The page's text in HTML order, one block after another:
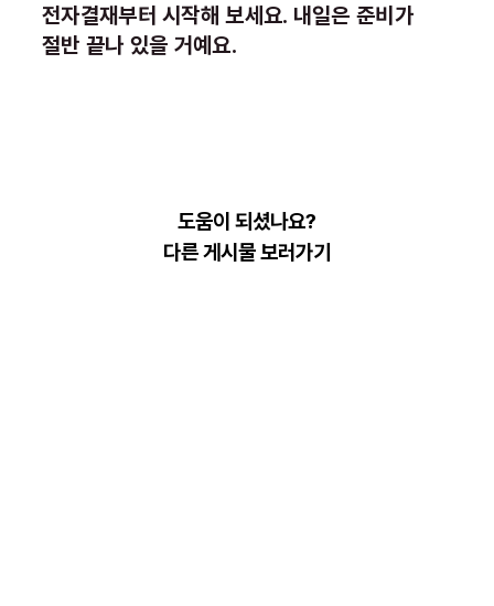
전자결재부터 시작해 보세요. 내일은 준비가
절반 끝나 있을 거예요.
도움이 되셨나요?
다른 게시물 보러가기